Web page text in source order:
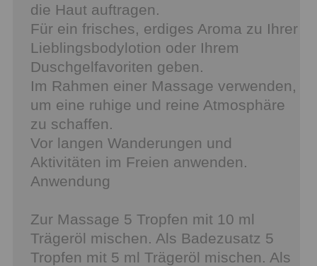
die Haut auftragen.
Für ein frisches, erdiges Aroma zu Ihrer
Lieblingsbodylotion oder Ihrem
Duschgelfavoriten geben.
Im Rahmen einer Massage verwenden,
um eine ruhige und reine Atmosphäre
zu schaffen.
Vor langen Wanderungen und
Aktivitäten im Freien anwenden.
Anwendung
Zur Massage 5 Tropfen mit 10 ml
Trägeröl mischen. Als Badezusatz 5
Tropfen mit 5 ml Trägeröl mischen. Als